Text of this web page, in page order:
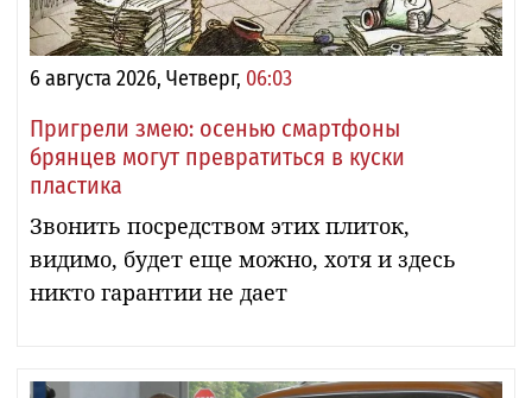
6 августа 2026, Четверг, 06:03
Пригрели змею: осенью смартфоны
брянцев могут превратиться в куски
пластика
Звонить посредством этих плиток,
видимо, будет еще можно, хотя и здесь
никто гарантии не дает